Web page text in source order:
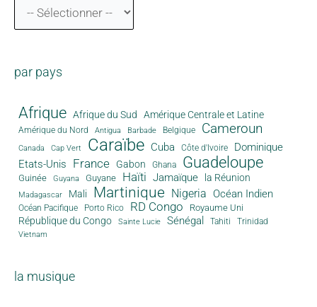
par pays
Afrique Afrique du Sud Amérique Centrale et Latine
Amérique du Nord Antigua Barbade Belgique Cameroun
Canada Cap Vert Caraïbe Cuba Côte d'Ivoire
Dominique
Etats-Unis
France Gabon Ghana Guadeloupe
Guinée Guyana Guyane Haïti Jamaïque la Réunion
Madagascar Mali Martinique Nigeria Océan Indien
Océan Pacifique Porto Rico RD Congo Royaume Uni
République du Congo Sainte Lucie Sénégal Tahiti Trinidad
Vietnam
la musique